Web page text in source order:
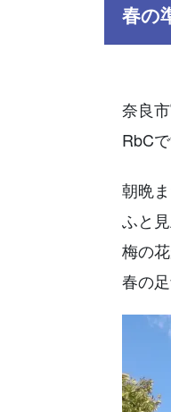
春
奈良
RbC
朝晩
ふと
梅の
春の